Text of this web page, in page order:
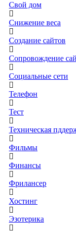
Свой дом
Снижение веса
Создание сайтов
Сопровождение
Социальные сети
Телефон
Тест
Техническая
Фильмы
Финансы
Фрилансер
Хостинг
Эзотерика